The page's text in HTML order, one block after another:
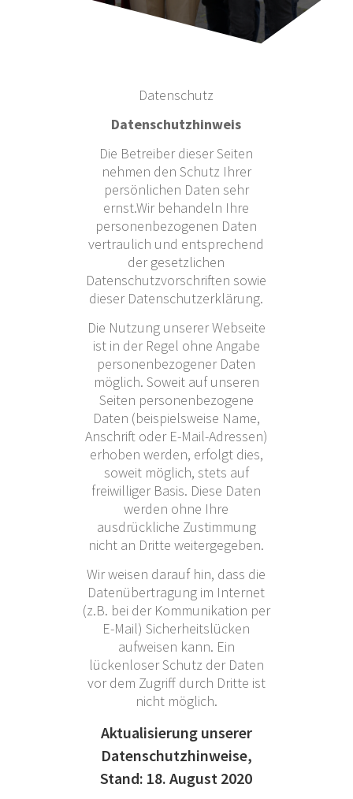
Datenschutz
Datenschutzhinweis
Die Betreiber dieser Seiten
nehmen den Schutz Ihrer
persönlichen Daten sehr
ernst.Wir behandeln Ihre
personenbezogenen Daten
vertraulich und entsprechend
der gesetzlichen
Datenschutzvorschriften sowie
dieser Datenschutzerklärung.
Die Nutzung unserer Webseite
ist in der Regel ohne Angabe
personenbezogener Daten
möglich. Soweit auf unseren
Seiten personenbezogene
Daten (beispielsweise Name,
Anschrift oder E-Mail-Adressen)
erhoben werden, erfolgt dies,
soweit möglich, stets auf
freiwilliger Basis. Diese Daten
werden ohne Ihre
ausdrückliche Zustimmung
nicht an Dritte weitergegeben.
Wir weisen darauf hin, dass die
Datenübertragung im Internet
(z.B. bei der Kommunikation per
E-Mail) Sicherheitslücken
aufweisen kann. Ein
lückenloser Schutz der Daten
vor dem Zugriff durch Dritte ist
nicht möglich.
Aktualisierung unserer
Datenschutzhinweise,
Stand: 18. August 2020